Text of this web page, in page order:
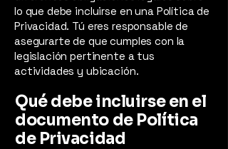
lo que debe incluirse en una Política de
Privacidad. Tú eres responsable de
asegurarte de que cumples con la
legislación pertinente a tus
actividades y ubicación.
Qué debe incluirse en el
documento de Política
de Privacidad